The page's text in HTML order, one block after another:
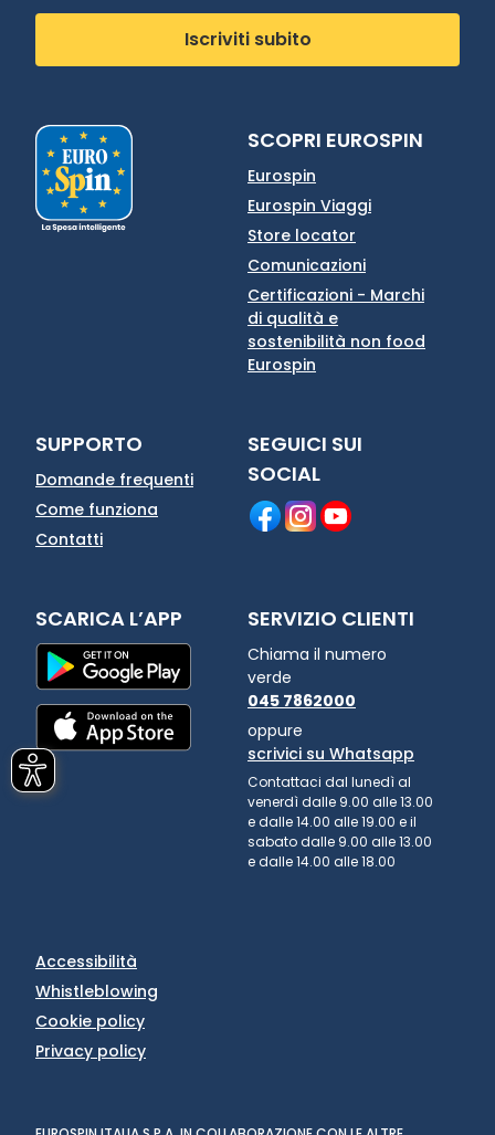
Iscriviti subito
SCOPRI EUROSPIN
Eurospin
Eurospin Viaggi
Store locator
Comunicazioni
Certificazioni - Marchi
di qualità e
sostenibilità non food
Eurospin
SUPPORTO
Domande frequenti
Come funziona
Contatti
SEGUICI SUI
SOCIAL
SCARICA L’APP SERVIZIO CLIENTI
Chiama il numero
verde
045 7862000
oppure
scrivici su Whatsapp
Contattaci dal lunedì al
venerdì dalle 9.00 alle 13.00
e dalle 14.00 alle 19.00 e il
sabato dalle 9.00 alle 13.00
e dalle 14.00 alle 18.00
Accessibilità
Whistleblowing
Cookie policy
Privacy policy